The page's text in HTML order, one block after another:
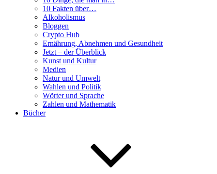
10 Fakten über…
Alkoholismus
Bloggen
Crypto Hub
Ernährung, Abnehmen und Gesundheit
Jetzt – der Überblick
Kunst und Kultur
Medien
Natur und Umwelt
Wahlen und Politik
Wörter und Sprache
Zahlen und Mathematik
Bücher